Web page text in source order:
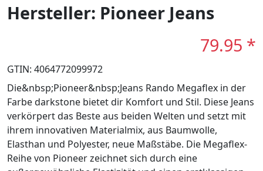
Hersteller: Pioneer Jeans
79.95 *
GTIN: 4064772099972
Die&nbsp;Pioneer&nbsp;Jeans Rando Megaflex in der
Farbe darkstone bietet dir Komfort und Stil. Diese Jeans
verkörpert das Beste aus beiden Welten und setzt mit
ihrem innovativen Materialmix, aus Baumwolle,
Elasthan und Polyester, neue Maßstäbe. Die Megaflex-
Reihe von Pioneer zeichnet sich durch eine